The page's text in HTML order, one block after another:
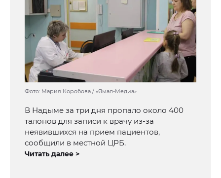
Фото: Мария Коробова / «Ямал-Медиа»
В Надыме за три дня пропало около 400
талонов для записи к врачу из-за
неявившихся на прием пациентов,
сообщили в местной ЦРБ.
Читать далее >